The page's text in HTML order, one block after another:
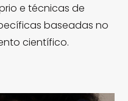
e técnicas de
baseadas no
científico.